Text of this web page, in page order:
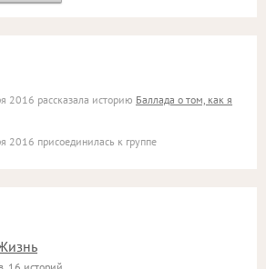
2016 рассказала историю Баллада о том, как я
2016 присоединилась к группе